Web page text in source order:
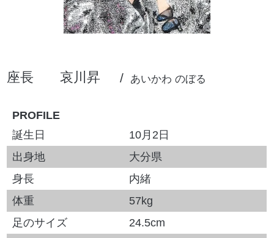
座長 哀川昇 あいかわ のぼる
PROFILE
誕生日
10月2日
出身地
大分県
身長
内緒
体重
57kg
足のサイズ
24.5cm